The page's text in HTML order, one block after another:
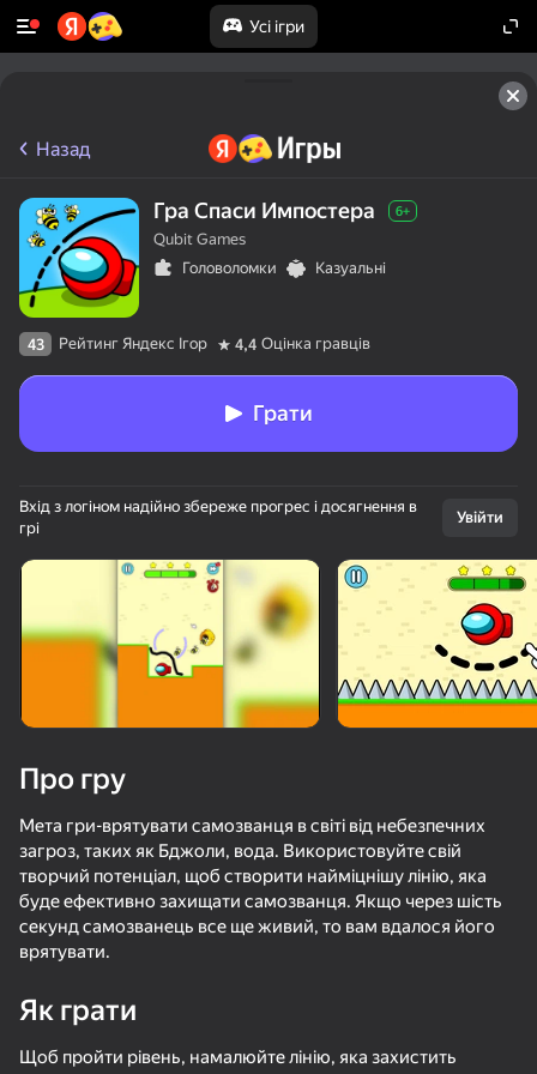
Усі ігри
50+ топ-ігор, у які грають
навіть ті, хто «не грає»
Головоломка с винтами: Сортировка Ускользни от Лазера Apple Worm
Назад
Гра Спаси Импостера 6+
Qubit Games
Головоломки
Казуальні
43 Рейтинг Яндекс Ігор 4,4 Оцінка гравців
Грати
Вхід з логіном надійно збереже прогрес і досягнення в
грі
Увійти
Про гру
Мета гри-врятувати самозванця в світі від небезпечних
загроз, таких як Бджоли, вода. Використовуйте свій
творчий потенціал, щоб створити найміцнішу лінію, яка
буде ефективно захищати самозванця. Якщо через шість
секунд самозванець все ще живий, то вам вдалося його
врятувати.
Як грати
Щоб пройти рівень, намалюйте лінію, яка захистить